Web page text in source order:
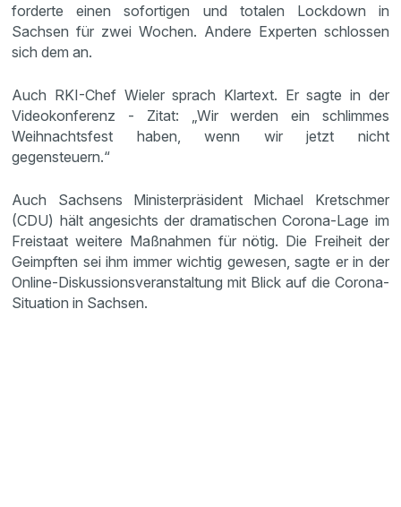
forderte einen sofortigen und totalen Lockdown in
Sachsen für zwei Wochen. Andere Experten schlossen
sich dem an.
Auch RKI-Chef Wieler sprach Klartext. Er sagte in der
Videokonferenz - Zitat: „Wir werden ein schlimmes
Weihnachtsfest haben, wenn wir jetzt nicht
gegensteuern.“
Auch Sachsens Ministerpräsident Michael Kretschmer
(CDU) hält angesichts der dramatischen Corona-Lage im
Freistaat weitere Maßnahmen für nötig. Die Freiheit der
Geimpften sei ihm immer wichtig gewesen, sagte er in der
Online-Diskussionsveranstaltung mit Blick auf die Corona-
Situation in Sachsen.